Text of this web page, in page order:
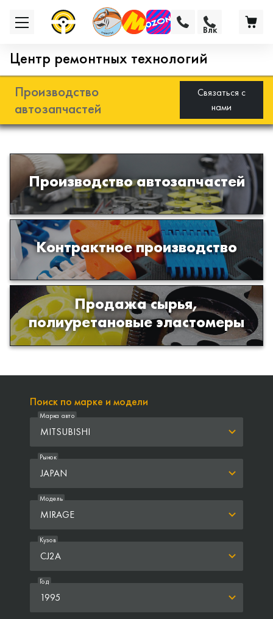
Центр ремонтных технологий
Производство
автозапчастей
Связаться с
нами
Производство автозапчастей
Разработка и производство деталей
из эластомеров для подвески
автомобиля
Контрактное производство
Производство изделий из пластиков
и полимеров по образцам либо
чертежам заказчика
Продажа сырья,
полиуретановые эластомеры
Продажа сырья для производства
изделий из полиуретана
Влк
Поиск по марке и модели
MITSUBISHI
Марка авто
JAPAN
Рынок
MIRAGE
Модель
CJ2A
Кузов
1995
Год